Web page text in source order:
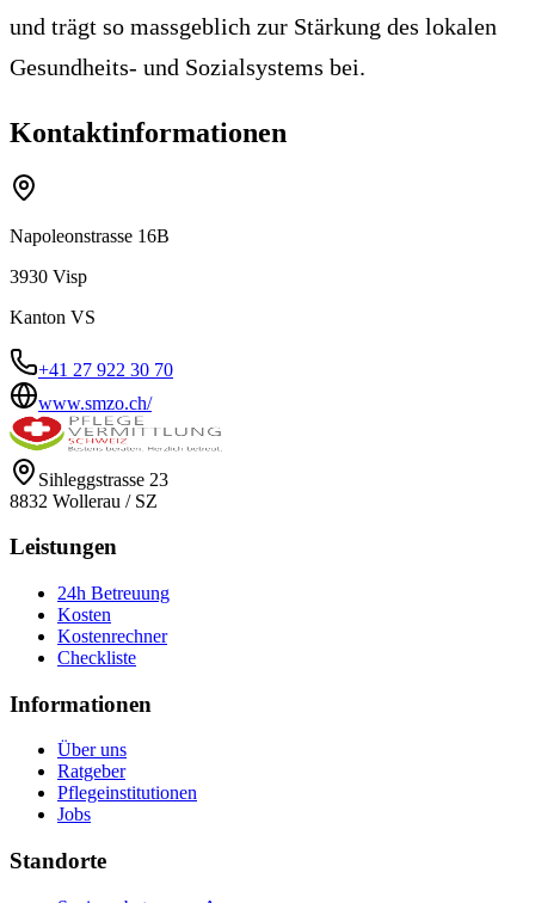
und trägt so massgeblich zur Stärkung des lokalen
Gesundheits- und Sozialsystems bei.
Kontaktinformationen
Napoleonstrasse 16B
3930 Visp
Kanton VS
+41 27 922 30 70
www.smzo.ch/
Sihleggstrasse 23
8832 Wollerau / SZ
Leistungen
24h Betreuung
Kosten
Kostenrechner
Checkliste
Informationen
Über uns
Ratgeber
Pflegeinstitutionen
Jobs
Standorte